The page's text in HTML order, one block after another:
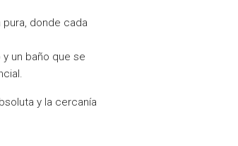
donde cada
un baño que se
y la cercanía